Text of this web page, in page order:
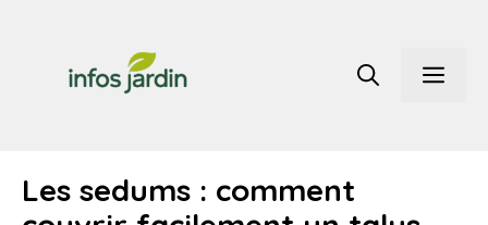
contenu
Les sedums : comment